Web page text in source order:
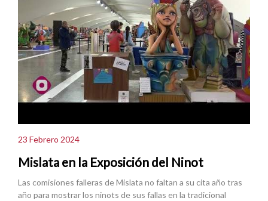
23 Febrero 2024
Mislata en la Exposición del Ninot
Las comisiones falleras de Mislata no faltan a su cita año tras
año para mostrar los ninots de sus fallas en la tradicional